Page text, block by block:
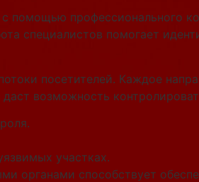
помощью профессионального
специалистов помогает
посетителей. Каждое
возможность
участках.
органами способствует